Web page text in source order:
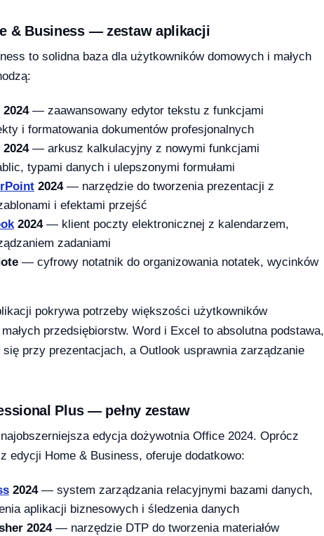
[2026]
dla Twojej firmy?
użytkownicy na lodzie
że to ich nie dotyczy
& Business — zestaw aplikacji
to solidna baza dla użytkowników domowych i małych
2024— zaawansowany edytor tekstu z funkcjami
i formatowania dokumentów profesjonalnych
2024— arkusz kalkulacyjny z nowymi funkcjami
typami danych i ulepszonymi formułami
2024— narzędzie do tworzenia prezentacji z
i efektami przejść
2024— klient poczty elektronicznej z kalendarzem,
zadaniami
— cyfrowy notatnik do organizowania notatek, wycinków
pokrywa potrzeby większości użytkowników
przedsiębiorstw. Word i Excel to absolutna podstawa,
się przy prezentacjach, a Outlook usprawnia zarządzanie
Plus — pełny zestaw
edycja dożywotnia Office 2024. Oprócz
edycji Home & Business, oferuje dodatkowo:
2024— system zarządzania relacyjnymi bazami danych,
aplikacji biznesowych i śledzenia danych
2024— narzędzie DTP do tworzenia materiałów